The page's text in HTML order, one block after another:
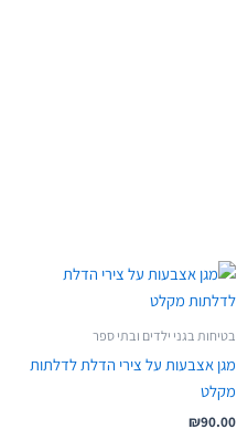
בטיחות בגני ילדים ובתי ספר
מגן אצבעות על צירי הדלת לדלתות
מקלט
₪90.00